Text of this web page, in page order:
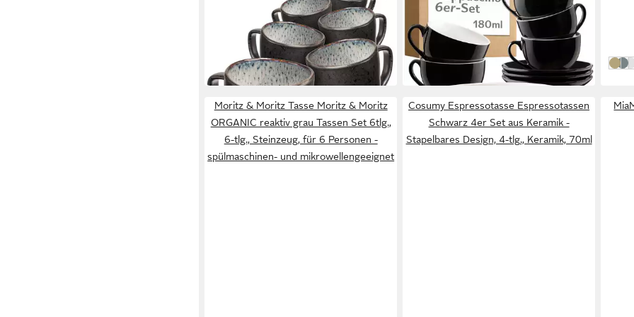
Tasse Moritz & Moritz ORGANIC
reaktiv grau Tassen Set 6tlg.
39,99 € UVP44,99 €
in 3-4 Werktagen bei dir
Cappuccinotasse Cappuccino Tassen
Set 6er mit Untertassen –
Kaffeetassen Keramik 180ml
22,94 € UVP 35,29 €
-35%
in 3-4 Werktagen bei dir
Moritz & Moritz Tasse Moritz & Moritz
ORGANIC reaktiv grau Tassen Set 6tlg.,
6-tlg., Steinzeug, für 6 Personen -
spülmaschinen- und mikrowellengeeignet
Cosumy Espressotasse Espressotassen
Schwarz 4er Set aus Keramik -
Stapelbares Design, 4-tlg., Keramik, 70ml